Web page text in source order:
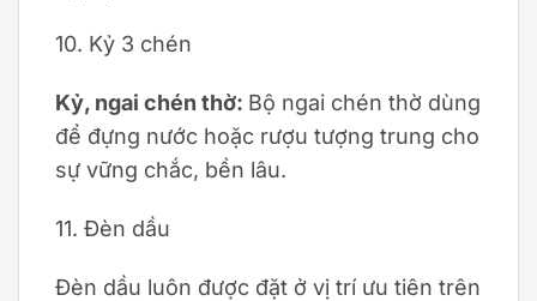
10. Kỷ 3 chén
Kỷ, ngai chén thờ: Bộ ngai chén thờ dùng
để đựng nước hoặc rượu tượng trung cho
sự vững chắc, bền lâu.
11. Đèn dầu
Đèn dầu luôn được đặt ở vị trí ưu tiên trên